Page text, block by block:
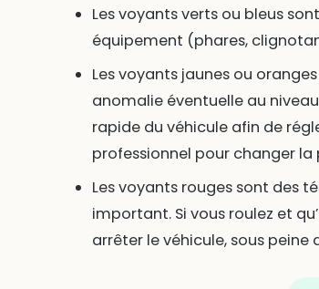
Les voyants verts ou bleus
équipement (phares,
Les voyants jaunes ou
anomalie éventuelle au
rapide du véhicule afin de
professionnel pour changer la
Les voyants rouges sont des
important. Si vous roulez et
arrêter le véhicule, sous